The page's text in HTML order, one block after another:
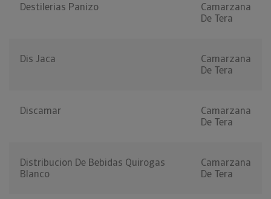
Destilerias Panizo
Camarzana
De Tera
Dis Jaca
Camarzana
De Tera
Discamar
Camarzana
De Tera
Distribucion De Bebidas Quirogas
Blanco
Camarzana
De Tera